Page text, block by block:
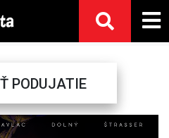
PODUJATIE